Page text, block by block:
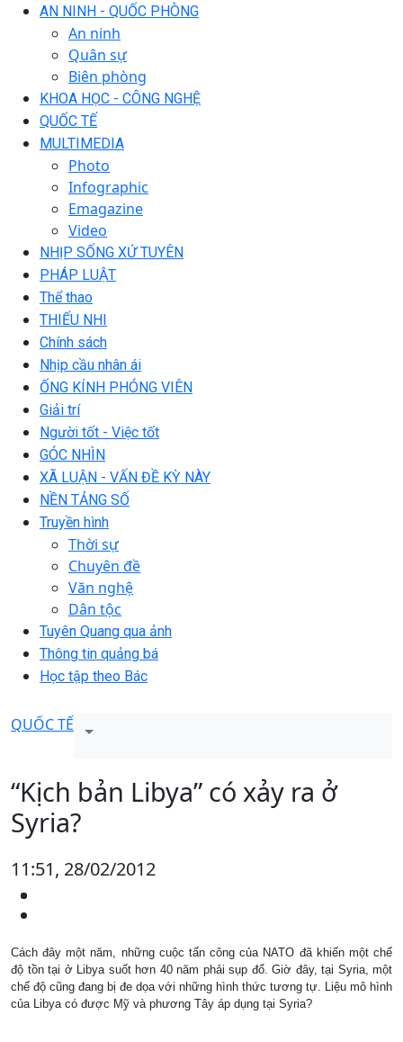
AN NINH - QUỐC PHÒNG
An ninh
Quân sự
Biên phòng
KHOA HỌC - CÔNG NGHỆ
QUỐC TẾ
MULTIMEDIA
Photo
Infographic
Emagazine
Video
NHỊP SỐNG XỨ TUYÊN
PHÁP LUẬT
Thể thao
THIẾU NHI
Chính sách
Nhịp cầu nhân ái
ỐNG KÍNH PHÓNG VIÊN
Giải trí
Người tốt - Việc tốt
GÓC NHÌN
XÃ LUẬN - VẤN ĐỀ KỲ NÀY
NỀN TẢNG SỐ
Truyền hình
Thời sự
Chuyên đề
Văn nghệ
Dân tộc
Tuyên Quang qua ảnh
Thông tin quảng bá
Học tập theo Bác
QUỐC TẾ
“Kịch bản Libya” có xảy ra ở
Syria?
11:51, 28/02/2012
Cách đây một năm, những cuộc tấn công của NATO đã khiến một chế
độ tồn tại ở Libya suốt hơn 40 năm phải sụp đổ. Giờ đây, tại Syria, một
chế độ cũng đang bị đe dọa với những hình thức tương tự. Liệu mô hình
của Libya có được Mỹ và phương Tây áp dụng tại Syria?